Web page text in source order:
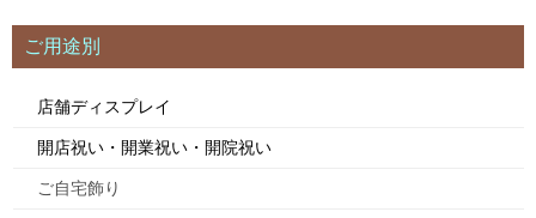
ご用途別
店舗ディスプレイ
開店祝い・開業祝い・開院祝い
ご自宅飾り